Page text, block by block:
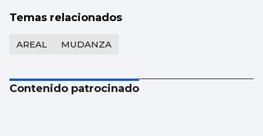
Temas relacionados
AREAL MUDANZA
Contenido patrocinado